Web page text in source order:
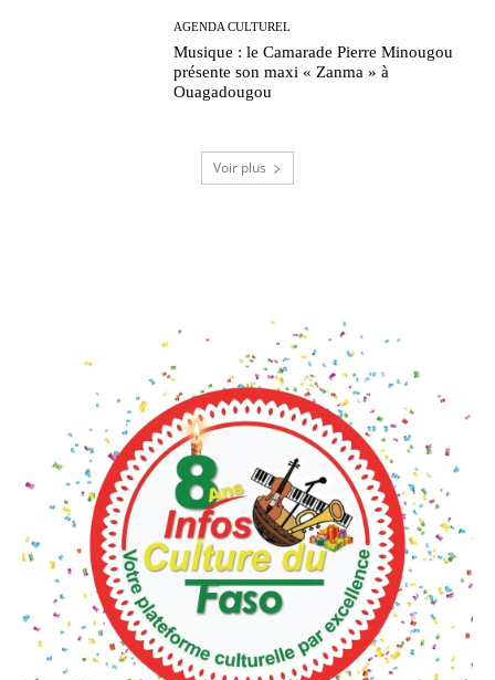
AGENDA CULTUREL
Musique : le Camarade Pierre Minougou
présente son maxi « Zanma » à
Ouagadougou
Voir plus